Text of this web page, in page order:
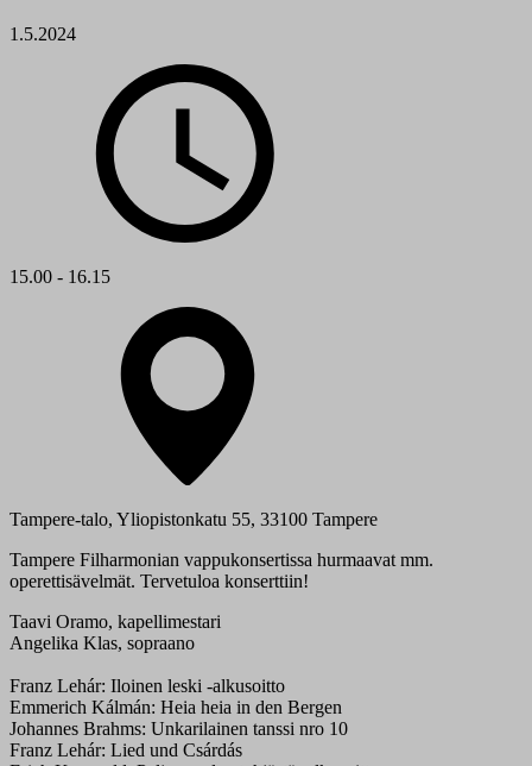
1.5.2024
15.00 - 16.15
Tampere-talo, Yliopistonkatu 55, 33100 Tampere
Tampere Filharmonian vappukonsertissa hurmaavat mm.
operettisävelmät. Tervetuloa konserttiin!
Taavi Oramo, kapellimestari
Angelika Klas, sopraano
Franz Lehár: Iloinen leski -alkusoitto
Emmerich Kálmán: Heia heia in den Bergen
Johannes Brahms: Unkarilainen tanssi nro 10
Franz Lehár: Lied und Csárdás